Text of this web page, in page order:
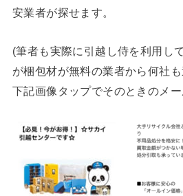
安業者が探せます。
(筆者も実際に引越し侍を利用し
が梱包材が無料の業者から何社
下記画像タップでそのときのメ